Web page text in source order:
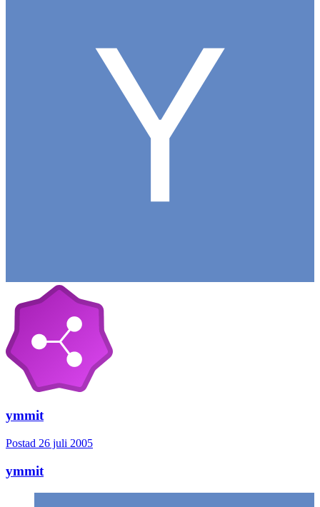
ymmit
Postad 26 juli 2005
ymmit